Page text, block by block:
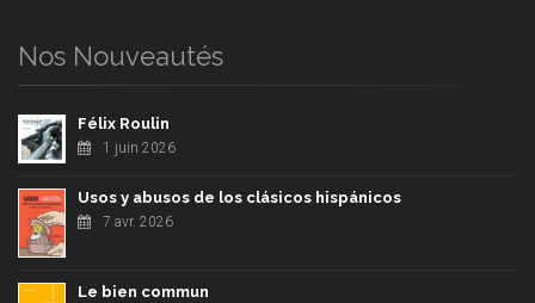
Nos Nouveautés
Félix Roulin
1 juin 2026
Usos y abusos de los clásicos hispánicos
7 avr. 2026
Le bien commun